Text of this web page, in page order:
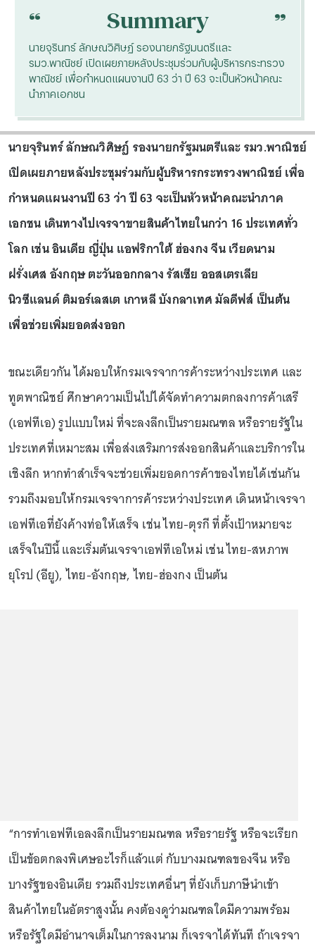
“ Summary “
นายจุรินทร์ ลักษณวิศิษฏ์ รองนายกรัฐมนตรีและ
รมว.พาณิชย์ เปิดเผยภายหลังประชุมร่วมกับผู้บริหารกระทรวง
พาณิชย์ เพื่อกำหนดแผนงานปี 63 ว่า ปี 63 จะเป็นหัวหน้าคณะ
นำภาคเอกชน
นายจุรินทร์ ลักษณวิศิษฏ์ รองนายกรัฐมนตรีและ รมว.พาณิชย์
เปิดเผยภายหลังประชุมร่วมกับผู้บริหารกระทรวงพาณิชย์ เพื่อ
กำหนดแผนงานปี 63 ว่า ปี 63 จะเป็นหัวหน้าคณะนำภาค
เอกชน เดินทางไปเจรจาขายสินค้าไทยในกว่า 16 ประเทศทั่ว
โลก เช่น อินเดีย ญี่ปุ่น แอฟริกาใต้ ฮ่องกง จีน เวียดนาม
ฝรั่งเศส อังกฤษ ตะวันออกกลาง รัสเซีย ออสเตรเลีย
นิวซีแลนด์ ติมอร์เลสเต เกาหลี บังกลาเทศ มัลดีฟส์ เป็นต้น
เพื่อช่วยเพิ่มยอดส่งออก
ขณะเดียวกัน ได้มอบให้กรมเจรจาการค้าระหว่างประเทศ และ
ทูตพาณิชย์ ศึกษาความเป็นไปได้จัดทำความตกลงการค้าเสรี
(เอฟทีเอ) รูปแบบใหม่ ที่จะลงลึกเป็นรายมณฑล หรือรายรัฐใน
ประเทศที่เหมาะสม เพื่อส่งเสริมการส่งออกสินค้าและบริการใน
เชิงลึก หากทำสำเร็จจะช่วยเพิ่มยอดการค้าของไทยได้เช่นกัน
รวมถึงมอบให้กรมเจรจาการค้าระหว่างประเทศ เดินหน้าเจรจา
เอฟทีเอที่ยังค้างท่อให้เสร็จ เช่น ไทย-ตุรกี ที่ตั้งเป้าหมายจะ
เสร็จในปีนี้ และเริ่มต้นเจรจาเอฟทีเอใหม่ เช่น ไทย-สหภาพ
ยุโรป (อียู), ไทย-อังกฤษ, ไทย-ฮ่องกง เป็นต้น
“การทำเอฟทีเอลงลึกเป็นรายมณฑล หรือรายรัฐ หรือจะเรียก
เป็นข้อตกลงพิเศษอะไรก็แล้วแต่ กับบางมณฑลของจีน หรือ
บางรัฐของอินเดีย รวมถึงประเทศอื่นๆ ที่ยังเก็บภาษีนำเข้า
สินค้าไทยในอัตราสูงนั้น คงต้องดูว่ามณฑลใดมีความพร้อม
หรือรัฐใดมีอำนาจเต็มในการลงนาม ก็เจรจาได้ทันที ถ้าเจรจา